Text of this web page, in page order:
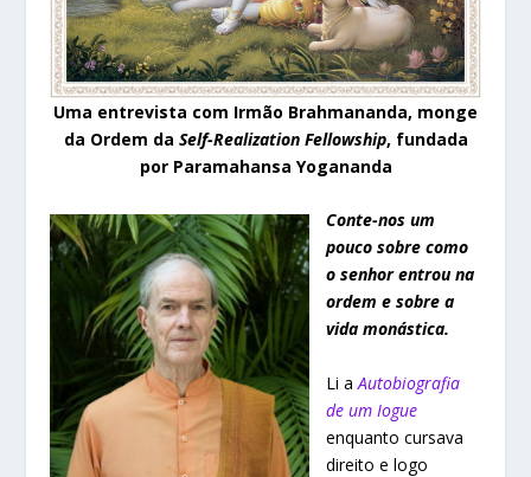
Uma entrevista com Irmão Brahmananda, monge
da Ordem da Self-Realization Fellowship, fundada
por Paramahansa Yogananda
Conte-nos um
pouco sobre como
o senhor entrou na
ordem e sobre a
vida monástica.
Li aAutobiografia
de um Iogue
enquanto cursava
direito e logo